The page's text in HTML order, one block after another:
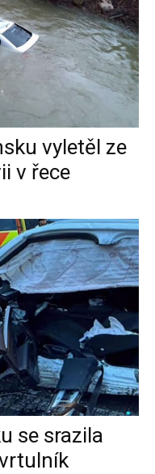
vyletěl ze
v řece
se srazila